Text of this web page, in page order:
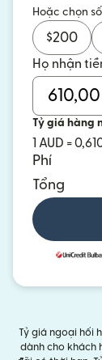
Hoặc chọn
$200
Họ nhận
Tỷ giá hàng
1 AUD =
Phí
Tổng
Tỷ giá ngoại hối
dành cho khách